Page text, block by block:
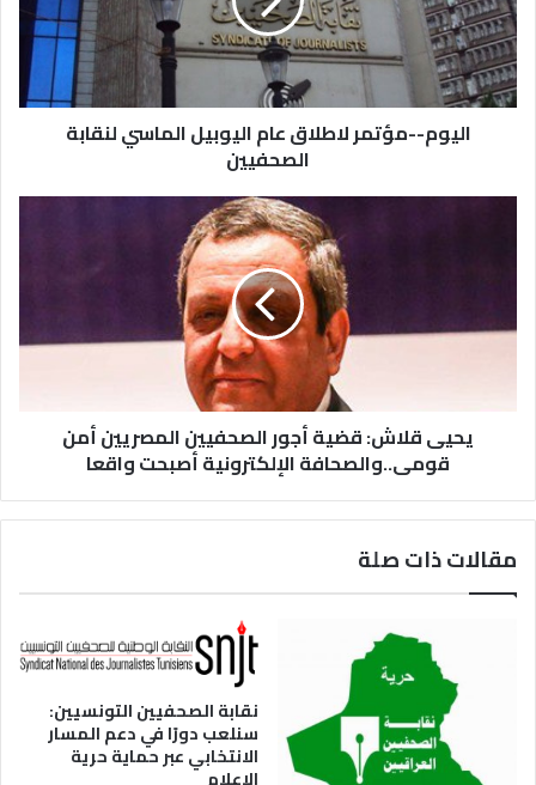
اليوم--مؤتمر لاطلاق عام اليوبيل الماسي لنقابة
الصحفيين
يحيى قلاش: قضية أجور الصحفيين المصريين أمن
قومى..والصحافة الإلكترونية أصبحت واقعا
مقالات ذات صلة
نقابة الصحفيين التونسيين:
سنلعب دورًا في دعم المسار
الانتخابي عبر حماية حرية